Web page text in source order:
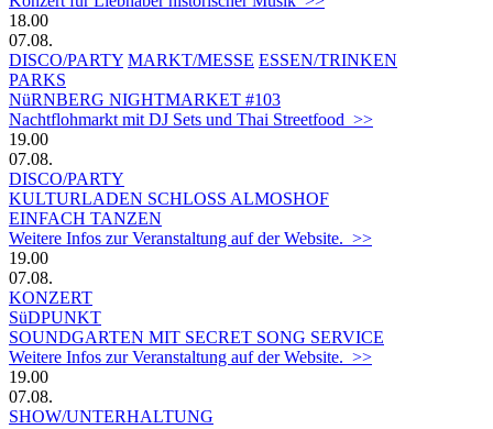
18.00
07.08.
DISCO/PARTY MARKT/MESSE ESSEN/TRINKEN
PARKS
NüRNBERG NIGHTMARKET #103
Nachtflohmarkt mit DJ Sets und Thai Streetfood >>
19.00
07.08.
DISCO/PARTY
KULTURLADEN SCHLOSS ALMOSHOF
EINFACH TANZEN
Weitere Infos zur Veranstaltung auf der Website. >>
19.00
07.08.
KONZERT
SüDPUNKT
SOUNDGARTEN MIT SECRET SONG SERVICE
Weitere Infos zur Veranstaltung auf der Website. >>
19.00
07.08.
SHOW/UNTERHALTUNG